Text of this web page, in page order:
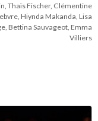
Thaïs Fischer, Clémentine
Hiynda Makanda, Lisa
Bettina Sauvageot, Emma
Villiers